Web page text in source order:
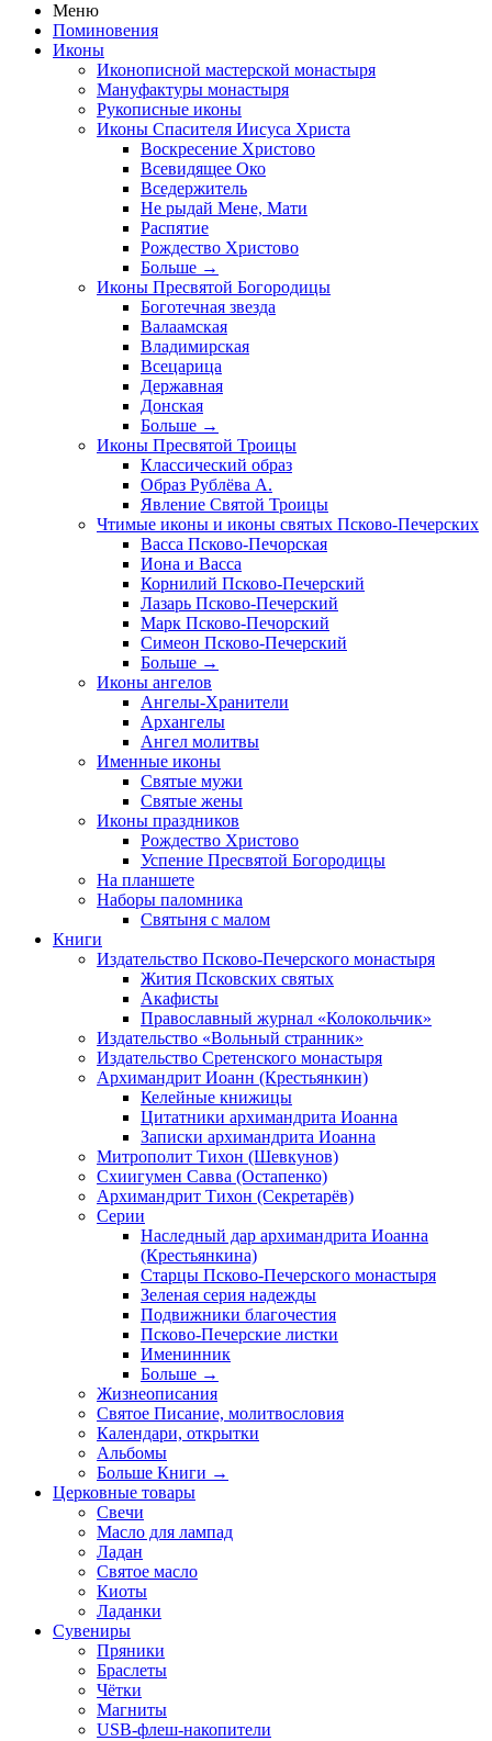
Меню
Поминовения
Иконы
Иконописной мастерской монастыря
Мануфактуры монастыря
Рукописные иконы
Иконы Спасителя Иисуса Христа
Воскресение Христово
Всевидящее Око
Вседержитель
Не рыдай Мене, Мати
Распятие
Рождество Христово
Больше →
Иконы Пресвятой Богородицы
Боготечная звезда
Валаамская
Владимирская
Всецарица
Державная
Донская
Больше →
Иконы Пресвятой Троицы
Классический образ
Образ Рублёва А.
Явление Святой Троицы
Чтимые иконы и иконы святых Псково-Печерских
Васса Псково-Печорская
Иона и Васса
Корнилий Псково-Печерский
Лазарь Псково-Печерский
Марк Псково-Печорский
Симеон Псково-Печерский
Больше →
Иконы ангелов
Ангелы-Хранители
Архангелы
Ангел молитвы
Именные иконы
Святые мужи
Святые жены
Иконы праздников
Рождество Христово
Успение Пресвятой Богородицы
На планшете
Наборы паломника
Святыня с малом
Книги
Издательство Псково-Печерского монастыря
Жития Псковских святых
Акафисты
Православный журнал «Колокольчик»
Издательство «Вольный странник»
Издательство Сретенского монастыря
Архимандрит Иоанн (Крестьянкин)
Келейные книжицы
Цитатники архимандрита Иоанна
Записки архимандрита Иоанна
Митрополит Тихон (Шевкунов)
Схиигумен Савва (Остапенко)
Архимандрит Тихон (Секретарёв)
Серии
Наследный дар архимандрита Иоанна
(Крестьянкина)
Старцы Псково-Печерского монастыря
Зеленая серия надежды
Подвижники благочестия
Псково-Печерские листки
Именинник
Больше →
Жизнеописания
Святое Писание, молитвословия
Календари, открытки
Альбомы
Больше Книги →
Церковные товары
Свечи
Масло для лампад
Ладан
Святое масло
Киоты
Ладанки
Сувениры
Пряники
Браслеты
Чётки
Магниты
USB-флеш-накопители